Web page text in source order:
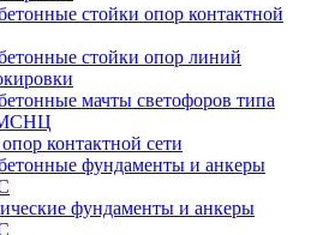
стойки опор контактной
стойки опор линий
мачты светофоров типа
контактной сети
фундаменты и анкеры
фундаменты и анкеры